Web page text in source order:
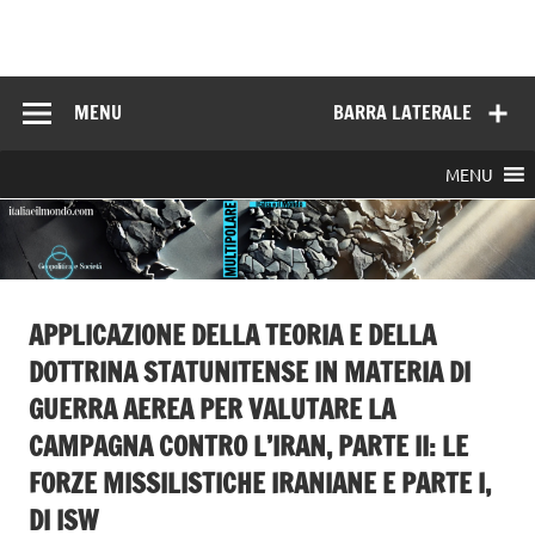
BARRA LATERALE
MENU
MENU
APPLICAZIONE DELLA TEORIA E DELLA
DOTTRINA STATUNITENSE IN MATERIA DI
GUERRA AEREA PER VALUTARE LA
CAMPAGNA CONTRO L’IRAN, PARTE II: LE
FORZE MISSILISTICHE IRANIANE E PARTE I,
DI ISW